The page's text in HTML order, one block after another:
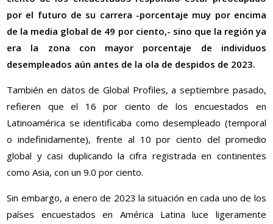
por el futuro de su carrera -porcentaje muy por encima
de la media global de 49 por ciento,- sino que la región ya
era la zona con mayor porcentaje de individuos
desempleados aún antes de la ola de despidos de 2023.
También en datos de Global Profiles, a septiembre pasado,
refieren que el 16 por ciento de los encuestados en
Latinoamérica se identificaba como desempleado (temporal
o indefinidamente), frente al 10 por ciento del promedio
global y casi duplicando la cifra registrada en continentes
como Asia, con un 9.0 por ciento.
Sin embargo, a enero de 2023 la situación en cada uno de los
países encuestados en América Latina luce ligeramente